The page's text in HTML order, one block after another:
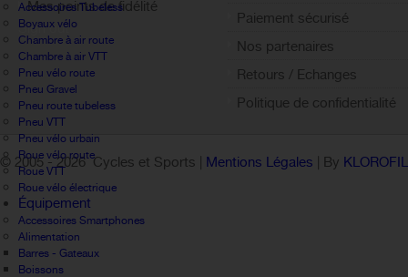
Accessoires Tubeless
Boyaux vélo
Chambre à air route
Chambre à air VTT
Pneu vélo route
Pneu Gravel
Pneu route tubeless
Pneu VTT
Pneu vélo urbain
Roue vélo route
Roue VTT
Roue vélo électrique
Équipement
Accessoires Smartphones
Alimentation
Barres - Gateaux
Boissons
Mes points de fidélité
Sign out
Paiement sécurisé
Nos partenaires
Retours / Echanges
Politique de confidentialité
© 2005 -2026 Cycles et Sports | Mentions Légales | By